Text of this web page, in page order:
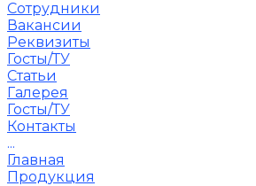
Сотрудники
Вакансии
Реквизиты
Госты/ТУ
Статьи
Галерея
Госты/ТУ
Контакты
...
Главная
Продукция